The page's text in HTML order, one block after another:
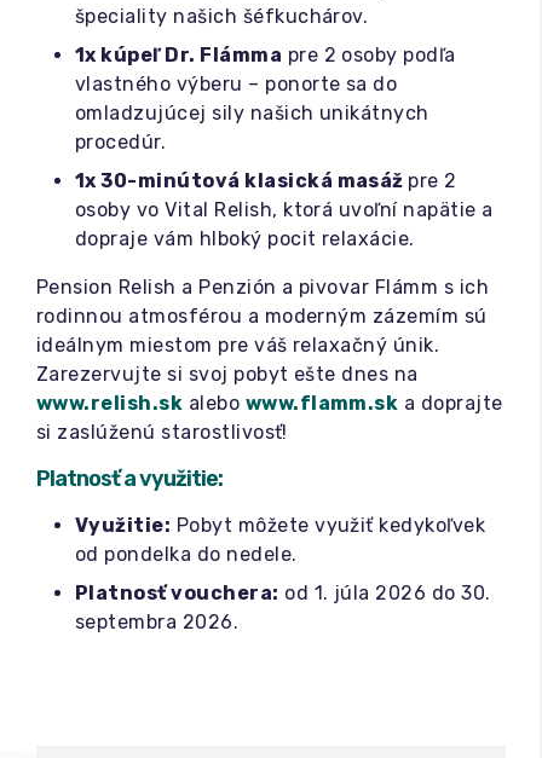
špeciality našich šéfkuchárov.
1x kúpeľ Dr. Flámma pre 2 osoby podľa
vlastného výberu – ponorte sa do
omladzujúcej sily našich unikátnych
procedúr.
1x 30-minútová klasická masáž pre 2
osoby vo Vital Relish, ktorá uvoľní napätie a
dopraje vám hlboký pocit relaxácie.
Pension Relish a Penzión a pivovar Flámm s ich
rodinnou atmosférou a moderným zázemím sú
ideálnym miestom pre váš relaxačný únik.
Zarezervujte si svoj pobyt ešte dnes na
www.relish.sk alebo www.flamm.sk a doprajte
si zaslúženú starostlivosť!
Platnosť a využitie:
Využitie: Pobyt môžete využiť kedykoľvek
od pondelka do nedele.
Platnosť vouchera: od 1. júla 2026 do 30.
septembra 2026.